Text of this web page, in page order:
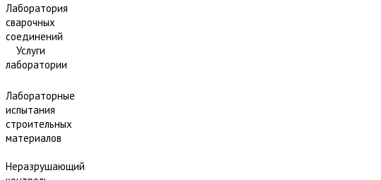
Лаборатория
сварочных
соединений
Услуги
лаборатории
Лабораторные
испытания
строительных
материалов
Неразрушающий